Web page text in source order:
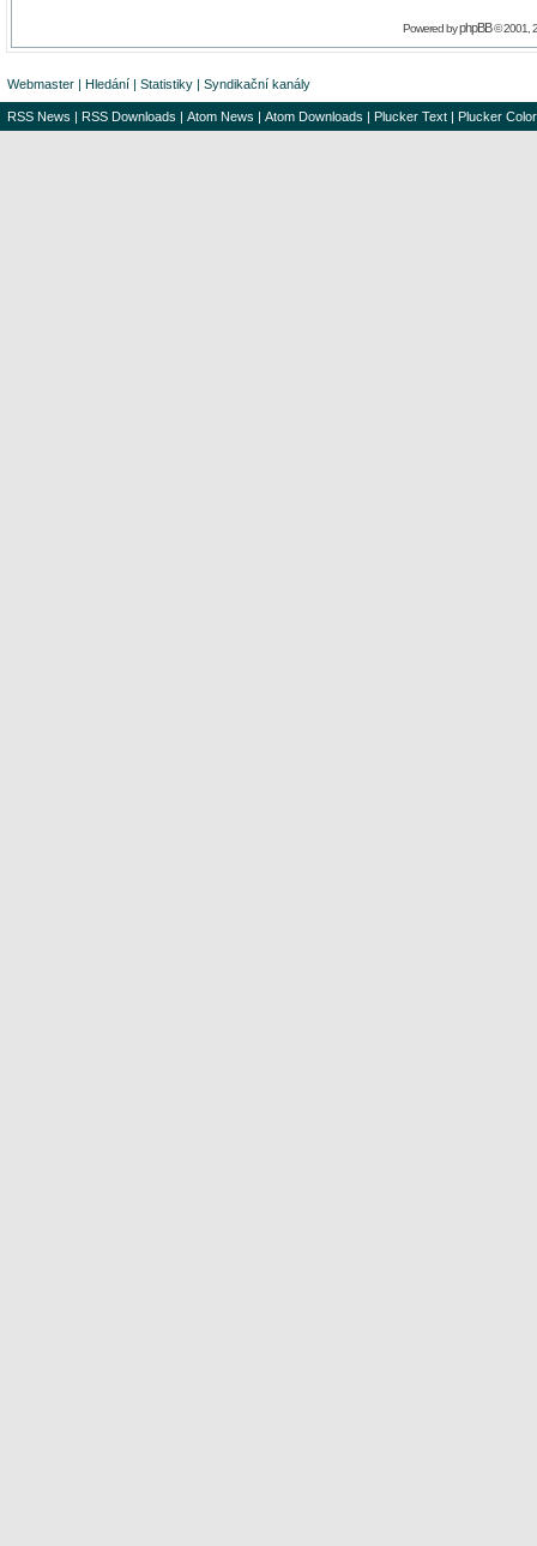
Powered byphpBB© 2001,
Webmaster | Hledání | Statistiky | Syndikační kanály
RSS News | RSS Downloads | Atom News | Atom Downloads | Plucker Text | Plucker Color